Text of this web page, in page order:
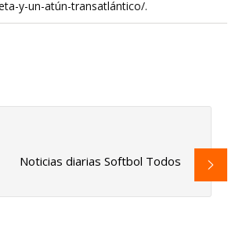
y-un-atún-transatlántico/.
Noticias diarias Softbol Todos